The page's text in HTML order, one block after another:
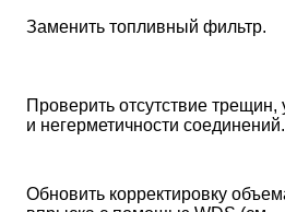
Заменить топливный фильтр.
Проверить отсутствие трещин,
и негерметичности соединений.
Обновить корректировку